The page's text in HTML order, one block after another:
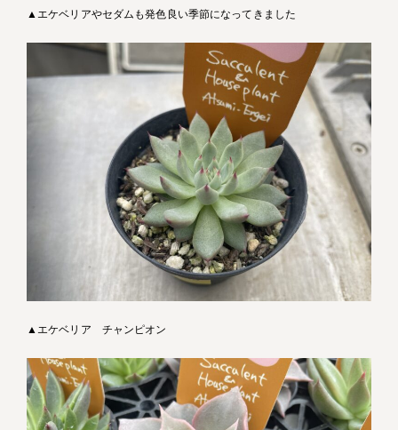
▲エケベリアやセダムも発色良い季節になってきました
▲エケベリア チャンピオン